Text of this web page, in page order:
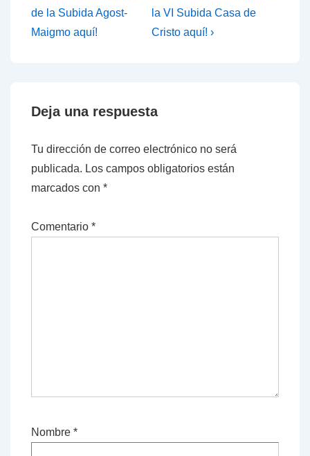
de
entradas
entrada
anterior
de la Subida Agost-
Maigmo aquí!
entrada
siguiente
la VI Subida Casa de
Cristo aquí! ›
Deja una respuesta
Tu dirección de correo electrónico no será
publicada. Los campos obligatorios están
marcados con *
Comentario *
Nombre *